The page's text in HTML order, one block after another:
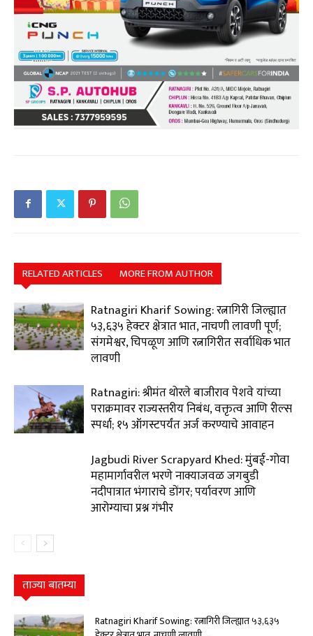
RELATED ARTICLES MORE FROM AUTHOR
Ratnagiri Kharif Sowing: रत्नागिरी जिल्ह्यात
५३,६३५ हेक्टर क्षेत्रात भात, नाचणी लावणी पूर्ण;
संगमेश्वर, चिपळूण आणि रत्नागिरीत सर्वाधिक भात
लावणी
Ratnagiri: श्रीमंत थोरले बाजीराव पेशवे यांच्या
पराक्रमावर राज्यस्तरीय निबंध, वक्तृत्व आणि रील्स
स्पर्धा; १५ ऑगस्टपर्यंत अर्ज करण्याचे आवाहन
Jagbudi River Scrapyard Khed: मुंबई-गोवा
महामार्गावरील भरणे नाक्याजवळ जगबुडी
नदीपात्रात भंगाराचे डोंगर; पर्यावरण आणि
आरोग्याचा प्रश्न गंभीर
ताज्या बातम्या
Ratnagiri Kharif Sowing: रत्नागिरी जिल्ह्यात ५३,६३५